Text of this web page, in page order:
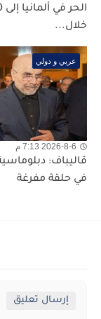
خلال...
عربي و دولي
2026-8-6 7:13 م
قاليباف:
في حلقة مفرغة
إرسال تعليق